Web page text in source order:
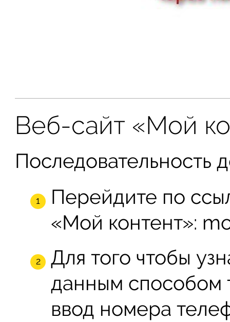
Веб-сайт «Мой
Последовательность
Перейдите по
«Мой контент»:
Для того чтобы
данным способом
ввод номера